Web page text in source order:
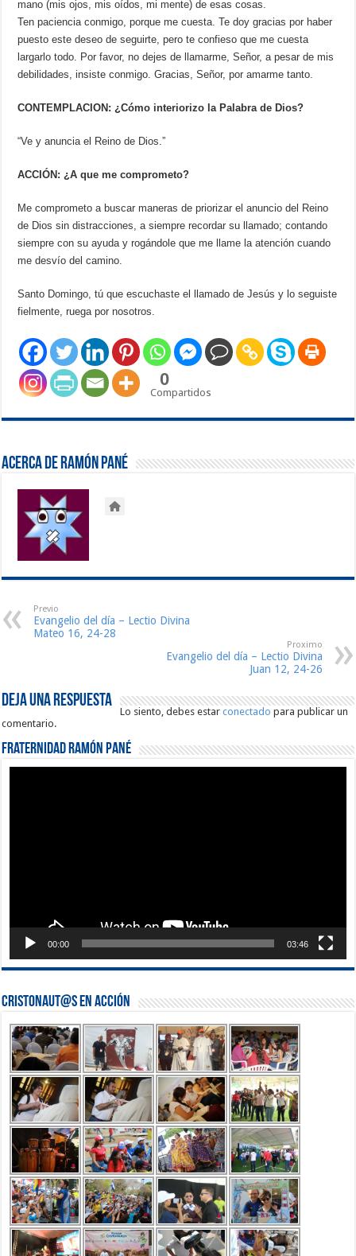
mano (mis ojos, mis oídos, mi mente) de esas cosas.
Ten paciencia conmigo, porque me cuesta. Te doy gracias por haber
puesto este deseo de seguirte, pero te confieso que me cuesta
largarlo todo. Por favor, no dejes de llamarme, Señor, a pesar de mis
debilidades, insiste conmigo. Gracias, Señor, por amarme tanto.
CONTEMPLACION: ¿Cómo interiorizo la Palabra de Dios?
“Ve y anuncia el Reino de Dios.”
ACCIÓN: ¿A que me comprometo?
Me comprometo a buscar maneras de priorizar el anuncio del Reino
de Dios sin distracciones, a siempre recordar su llamado; contando
siempre con su ayuda y rogándole que me llame la atención cuando
me desvío del camino.
Santo Domingo, tú que escuchaste el llamado de Jesús y lo seguiste
fielmente, ruega por nosotros.
0
Compartidos
Acerca de Ramón Pané
Previo
Evangelio del día – Lectio Divina
Mateo 16, 24-28
Proximo
Evangelio del día – Lectio Divina
Juan 12, 24-26
Deja una respuesta
Lo siento, debes estarconectado para publicar un
comentario.
Fraternidad Ramón Pané
00:00 03:46
Cristonaut@s en Acción